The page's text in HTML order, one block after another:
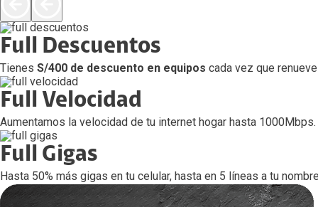
Full Descuentos
Tienes S/400 de descuento en equipos cada vez que
Full Velocidad
Aumentamos la velocidad de tu internet hogar hasta 1000Mbps.
Full Gigas
Hasta 50% más gigas en tu celular, hasta en 5 líneas a tu